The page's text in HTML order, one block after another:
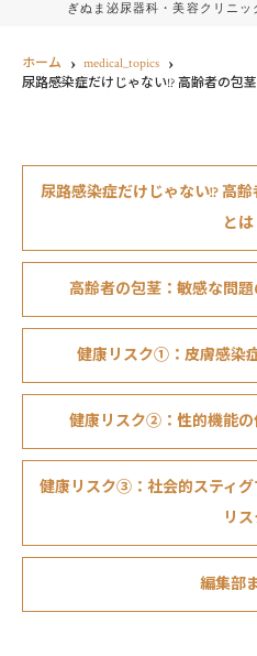
ぎぬま泌尿器科・美容クリニ
ホーム
medical_topics
尿路感染症だけじゃない!? 高齢者の包
尿路感染症だけじゃない!? 高
とは
高齢者の包茎：敏感な問
健康リスク①：皮膚感染
健康リスク②：性的機能の
健康リスク③：社会的スティ
リ
編集部